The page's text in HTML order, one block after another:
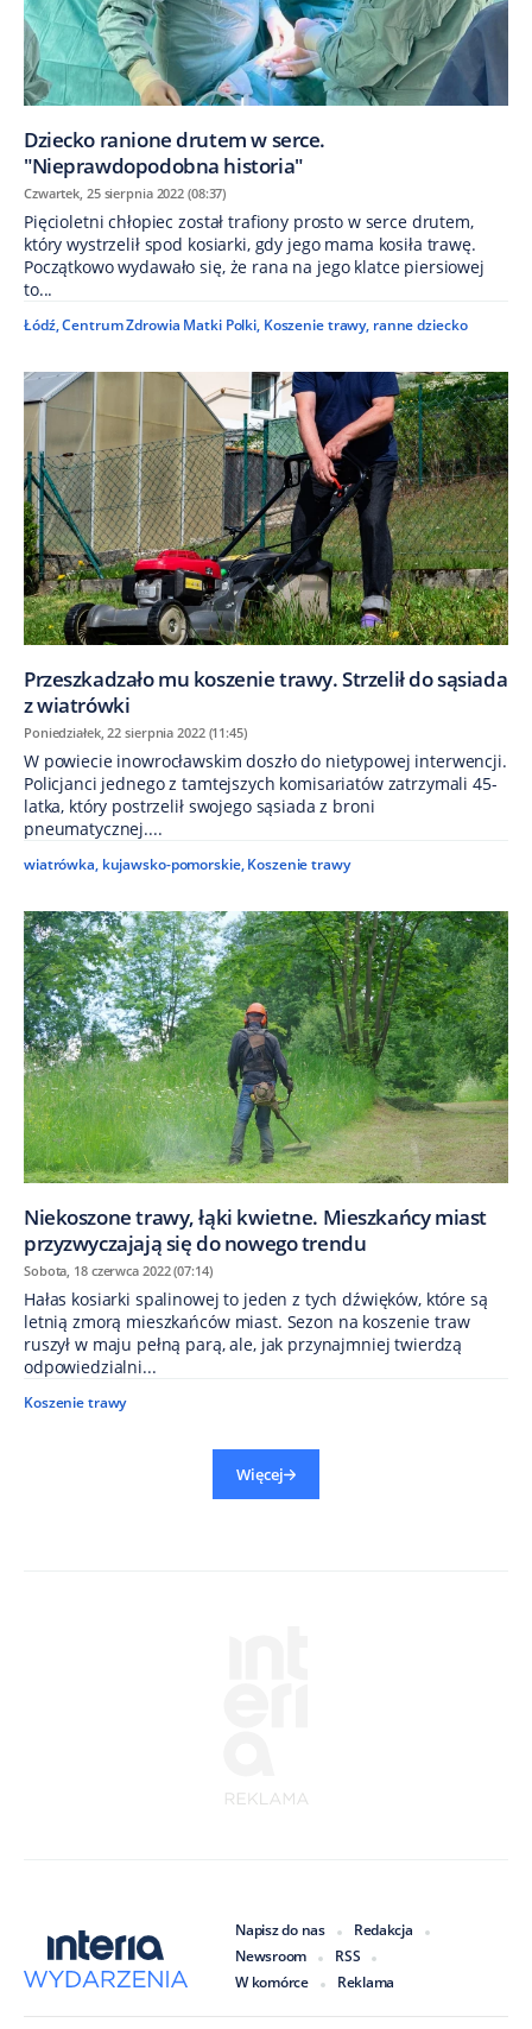
Dziecko ranione drutem w serce.
"Nieprawdopodobna historia"
Czwartek, 25 sierpnia 2022 (08:37)
Pięcioletni chłopiec został trafiony prosto w serce drutem,
który wystrzelił spod kosiarki, gdy jego mama kosiła trawę.
Początkowo wydawało się, że rana na jego klatce piersiowej
to...
Łódź,Centrum Zdrowia Matki Polki, Koszenie trawy, ranne dziecko
Przeszkadzało mu koszenie trawy. Strzelił do sąsiada
z wiatrówki
Poniedziałek, 22 sierpnia 2022 (11:45)
W powiecie inowrocławskim doszło do nietypowej interwencji.
Policjanci jednego z tamtejszych komisariatów zatrzymali 45-
latka, który postrzelił swojego sąsiada z broni
pneumatycznej....
wiatrówka, kujawsko-pomorskie, Koszenie trawy
Niekoszone trawy, łąki kwietne. Mieszkańcy miast
przyzwyczajają się do nowego trendu
Sobota, 18 czerwca 2022 (07:14)
Hałas kosiarki spalinowej to jeden z tych dźwięków, które są
letnią zmorą mieszkańców miast. Sezon na koszenie traw
ruszył w maju pełną parą, ale, jak przynajmniej twierdzą
odpowiedzialni...
Koszenie trawy
Więcej
Napisz do nas
Redakcja
Newsroom
RSS
W komórce
Reklama